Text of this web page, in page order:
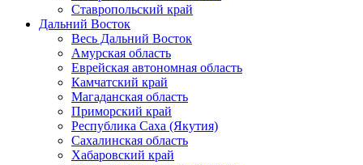
Ставропольский край
Дальний Восток
Весь Дальний Восток
Амурская область
Еврейская автономная область
Камчатский край
Магаданская область
Приморский край
Республика Саха (Якутия)
Сахалинская область
Хабаровский край